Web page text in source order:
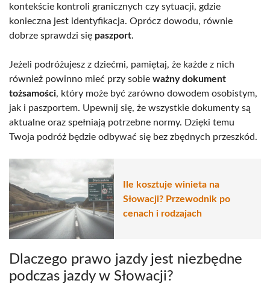
kontekście kontroli granicznych czy sytuacji, gdzie
konieczna jest identyfikacja. Oprócz dowodu, równie
dobrze sprawdzi się paszport.
Jeżeli podróżujesz z dziećmi, pamiętaj, że każde z nich
również powinno mieć przy sobie ważny dokument
tożsamości, który może być zarówno dowodem osobistym,
jak i paszportem. Upewnij się, że wszystkie dokumenty są
aktualne oraz spełniają potrzebne normy. Dzięki temu
Twoja podróż będzie odbywać się bez zbędnych przeszkód.
Ile kosztuje winieta na
Słowacji? Przewodnik po
cenach i rodzajach
Dlaczego prawo jazdy jest niezbędne
podczas jazdy w Słowacji?